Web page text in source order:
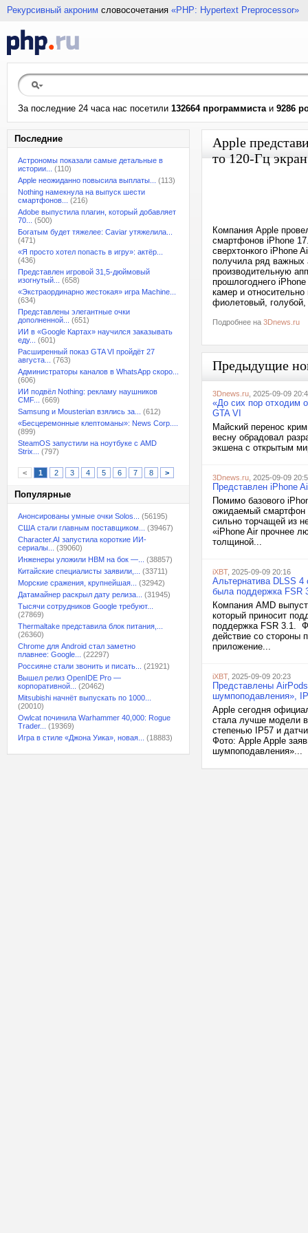
Рекурсивный акроним словосочетания «PHP: Hypertext Preprocessor»
За последние 24 часа нас посетили 132664 программистаи 9286
Последние
Астрономы показали самые детальные в
истории...
(110)
Apple неожиданно повысила выплаты...
(113)
Nothing намекнула на выпуск шести
смартфонов...
(216)
Adobe выпустила плагин, который добавляет
70...
(500)
Богатым будет тяжелее: Caviar утяжелила...
(471)
«Я просто хотел попасть в игру»: актёр...
(436)
Представлен игровой 31,5-дюймовый
изогнутый...
(658)
«Экстраординарно жестокая» игра Machine...
(634)
Представлены элегантные очки
дополненной...
(651)
ИИ в «Google Картах» научился заказывать
еду...
(601)
Расширенный показ GTA VI пройдёт 27
августа...
(763)
Администраторы каналов в WhatsApp скоро...
(606)
ИИ подвёл Nothing: рекламу наушников
CMF...
(669)
Samsung и Mousterian взялись за...
(612)
«Бесцеремонные клептоманы»: News Corp....
(899)
SteamOS запустили на ноутбуке с AMD
Strix...
(797)
< 1 2 3 4 5 6 7 8 >
Популярные
Анонсированы умные очки Solos...
(56195)
США стали главным поставщиком...
(39467)
Character.AI запустила короткие ИИ-
сериалы...
(39060)
Инженеры уложили HBM на бок —...
(38857)
Китайские специалисты заявили,...
(33711)
Морские сражения, крупнейшая...
(32942)
Датамайнер раскрыл дату релиза...
(31945)
Тысячи сотрудников Google требуют...
(27869)
Thermaltake представила блок питания,...
(26360)
Chrome для Android стал заметно
плавнее: Google...
(22297)
Россияне стали звонить и писать...
(21921)
Вышел релиз OpenIDE Pro —
корпоративной...
(20462)
Mitsubishi начнёт выпускать по 1000...
(20010)
Owlcat починила Warhammer 40,000: Rogue
Trader...
(19369)
Игра в стиле «Джона Уика», новая...
(18883)
Apple
то 120-Гц экран
Компания Apple
смартфонов iPhone
сверхтонкого iPhone
получила ряд важных
производительную
прошлогоднего
камер и
фиолетовый,
Подробнее на 3Dnews.ru
Предыдущие
3Dnews.ru , 2025-09-09
«До сих пор отходим
GTA VI
Майский перенос
весну обрадовал
экшена с открытым
3Dnews.ru , 2025-09-09
Представлен iPhone
Помимо базового
ожидаемый смартфон
сильно торчащей из
«iPhone Air прочнее
толщиной...
iXBT, 2025-09-09 20:16
Альтернатива DLSS 4
была поддержка FSR
Компания AMD
который приносит
поддержка FSR 3.1.
действие со стороны
приложение...
iXBT, 2025-09-09 20:23
Представлены
шумпоподавления»,
Apple сегодня
стала лучше модели
степенью IP57 и
Фото: Apple Apple
шумпоподавления»...